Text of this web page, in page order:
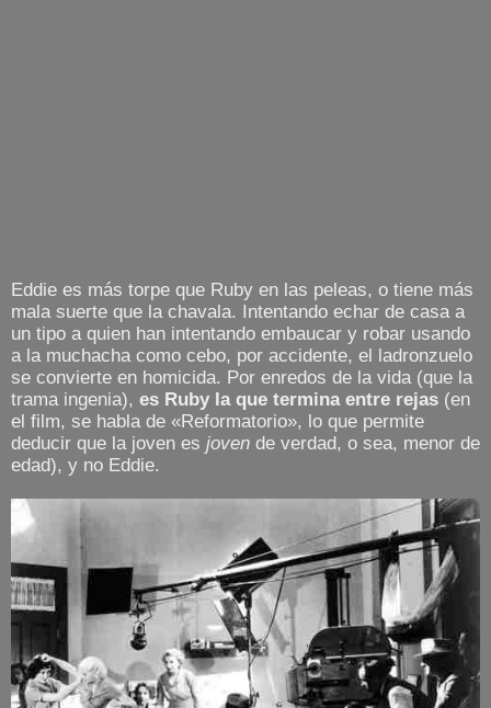
Eddie es más torpe que Ruby en las peleas, o tiene más
mala suerte que la chavala. Intentando echar de casa a
un tipo a quien han intentando embaucar y robar usando
a la muchacha como cebo, por accidente, el ladronzuelo
se convierte en homicida. Por enredos de la vida (que la
trama ingenia), es Ruby la que termina entre rejas (en
el film, se habla de «Reformatorio», lo que permite
deducir que la joven es joven de verdad, o sea, menor de
edad), y no Eddie.